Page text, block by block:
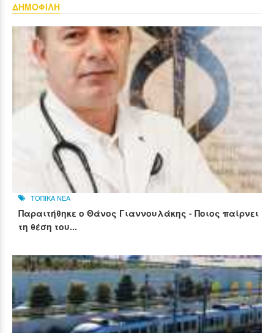
ΔΗΜΟΦΙΛΗ
ΤΟΠΙΚΑ ΝΕΑ
Παραιτήθηκε ο Θάνος Γιαννουλάκης - Ποιος παίρνει
τη θέση του...